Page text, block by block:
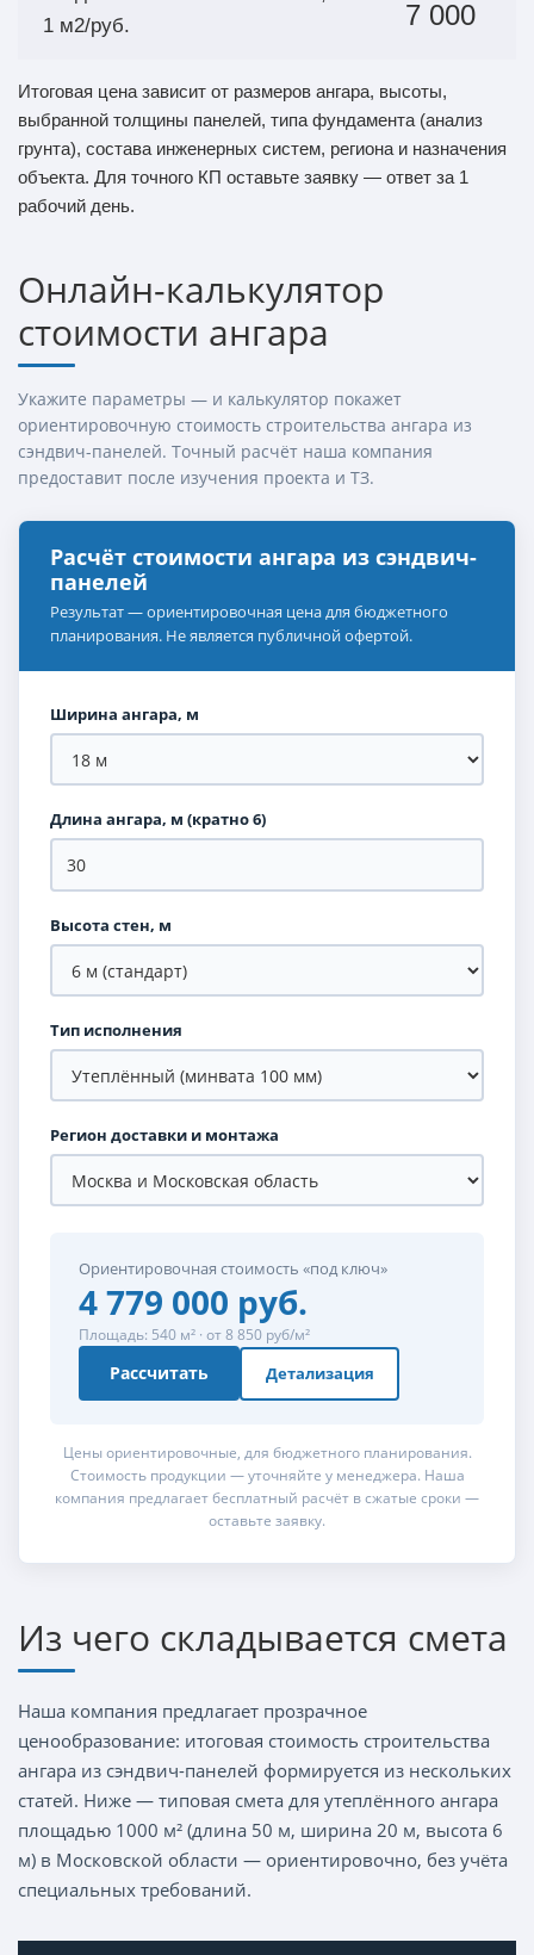
1 м2/руб.
7 000
Итоговая цена зависит от размеров ангара, высоты,
выбранной толщины панелей, типа фундамента (анализ
грунта), состава инженерных систем, региона и назначения
объекта. Для точного КП оставьте заявку — ответ за 1
рабочий день.
Онлайн-калькулятор
стоимости ангара
Укажите параметры — и калькулятор покажет
ориентировочную стоимость строительства ангара из
сэндвич-панелей. Точный расчёт наша компания
предоставит после изучения проекта и ТЗ.
Расчёт стоимости ангара из сэндвич-
панелей
Результат — ориентировочная цена для бюджетного
планирования. Не является публичной офертой.
Ширина ангара, м
Длина ангара, м (кратно 6)
Высота стен, м
Тип исполнения
Регион доставки и монтажа
Ориентировочная стоимость «под ключ»
4 779 000 руб.
Площадь: 540 м² · от 8 850 руб/м²
Рассчитать Детализация
Цены ориентировочные, для бюджетного планирования.
Стоимость продукции — уточняйте у менеджера. Наша
компания предлагает бесплатный расчёт в сжатые сроки —
оставьте заявку.
Из чего складывается смета
Наша компания предлагает прозрачное
ценообразование: итоговая стоимость строительства
ангара из сэндвич-панелей формируется из нескольких
статей. Ниже — типовая смета для утеплённого ангара
площадью 1000 м² (длина 50 м, ширина 20 м, высота 6
м) в Московской области — ориентировочно, без учёта
специальных требований.